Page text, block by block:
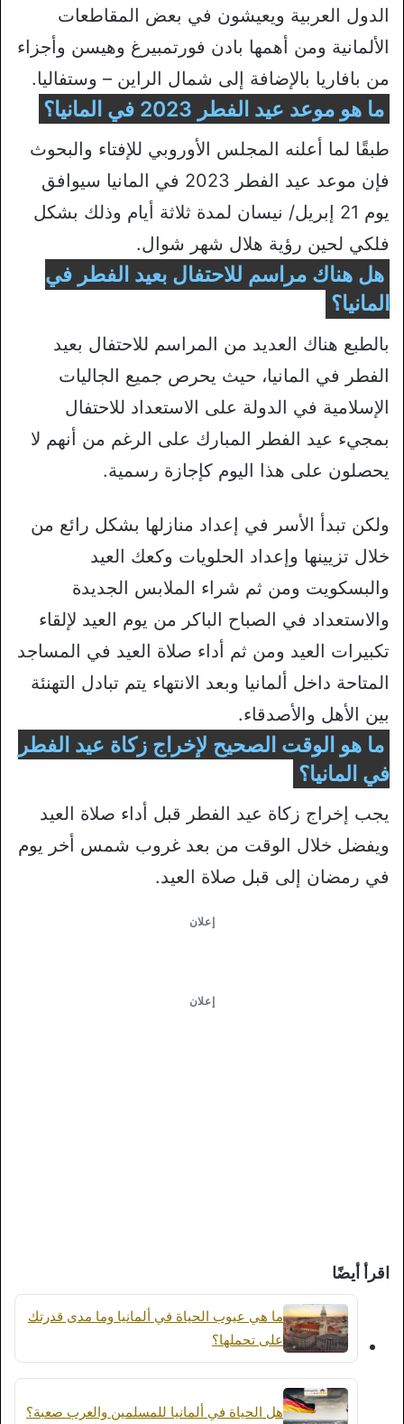
الدول العربية ويعيشون في بعض المقاطعات
الألمانية ومن أهمها بادن فورتمبيرغ وهيسن وأجزاء
من بافاريا بالإضافة إلى شمال الراين – وستفاليا.
ما هو موعد عيد الفطر 2023 في المانيا؟
طبقًا لما أعلنه المجلس الأوروبي للإفتاء والبحوث
فإن موعد عيد الفطر 2023 في المانيا سيوافق
يوم 21 إبريل/ نيسان لمدة ثلاثة أيام وذلك بشكل
فلكي لحين رؤية هلال شهر شوال.
هل هناك مراسم للاحتفال بعيد الفطر في
المانيا؟
بالطبع هناك العديد من المراسم للاحتفال بعيد
الفطر في المانيا، حيث يحرص جميع الجاليات
الإسلامية في الدولة على الاستعداد للاحتفال
بمجيء عيد الفطر المبارك على الرغم من أنهم لا
يحصلون على هذا اليوم كإجازة رسمية.
ولكن تبدأ الأسر في إعداد منازلها بشكل رائع من
خلال تزيينها وإعداد الحلويات وكعك العيد
والبسكويت ومن ثم شراء الملابس الجديدة
والاستعداد في الصباح الباكر من يوم العيد لإلقاء
تكبيرات العيد ومن ثم أداء صلاة العيد في المساجد
المتاحة داخل ألمانيا وبعد الانتهاء يتم تبادل التهنئة
بين الأهل والأصدقاء.
ما هو الوقت الصحيح لإخراج زكاة عيد الفطر
في المانيا؟
يجب إخراج زكاة عيد الفطر قبل أداء صلاة العيد
ويفضل خلال الوقت من بعد غروب شمس أخر يوم
في رمضان إلى قبل صلاة العيد.
إعلان
إعلان
اقرأ أيضًا
ما هي عيوب الحياة في ألمانيا وما مدى قدرتك
على تحملها؟
هل الحياة في ألمانيا للمسلمين والعرب صعبة؟